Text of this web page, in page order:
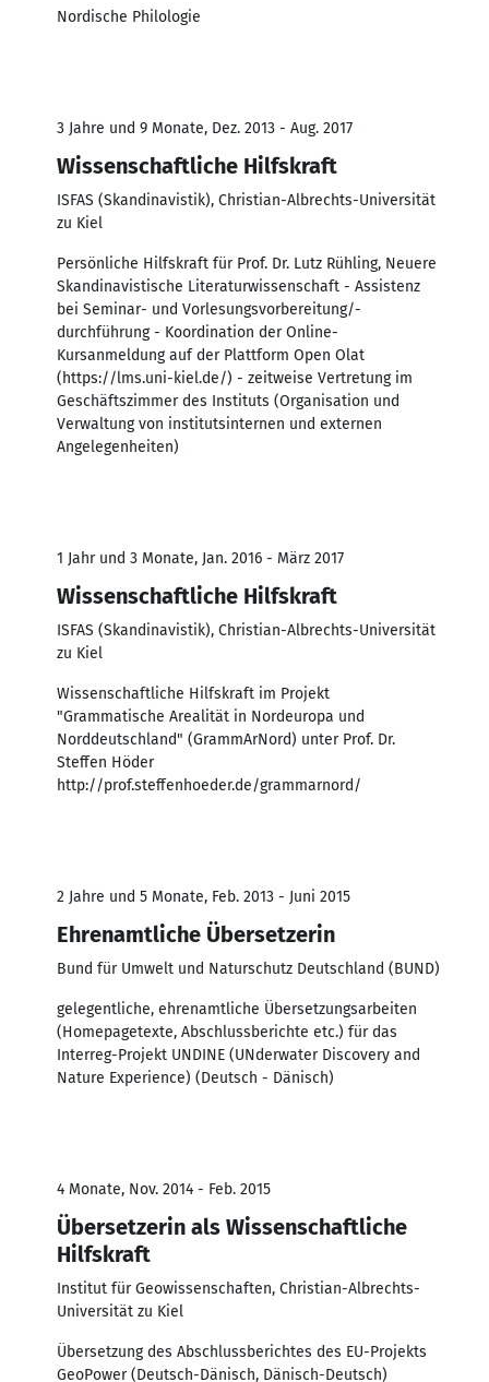
Nordische Philologie
3 Jahre und 9 Monate, Dez. 2013 - Aug. 2017
Wissenschaftliche Hilfskraft
ISFAS (Skandinavistik), Christian-Albrechts-Universität
zu Kiel
Persönliche Hilfskraft für Prof. Dr. Lutz Rühling, Neuere
Skandinavistische Literaturwissenschaft - Assistenz
bei Seminar- und Vorlesungsvorbereitung/-
durchführung - Koordination der Online-
Kursanmeldung auf der Plattform Open Olat
(https://lms.uni-kiel.de/) - zeitweise Vertretung im
Geschäftszimmer des Instituts (Organisation und
Verwaltung von institutsinternen und externen
Angelegenheiten)
1 Jahr und 3 Monate, Jan. 2016 - März 2017
Wissenschaftliche Hilfskraft
ISFAS (Skandinavistik), Christian-Albrechts-Universität
zu Kiel
Wissenschaftliche Hilfskraft im Projekt
"Grammatische Arealität in Nordeuropa und
Norddeutschland" (GrammArNord) unter Prof. Dr.
Steffen Höder
http://prof.steffenhoeder.de/grammarnord/
2 Jahre und 5 Monate, Feb. 2013 - Juni 2015
Ehrenamtliche Übersetzerin
Bund für Umwelt und Naturschutz Deutschland (BUND)
gelegentliche, ehrenamtliche Übersetzungsarbeiten
(Homepagetexte, Abschlussberichte etc.) für das
Interreg-Projekt UNDINE (UNderwater Discovery and
Nature Experience) (Deutsch - Dänisch)
4 Monate, Nov. 2014 - Feb. 2015
Übersetzerin als Wissenschaftliche
Hilfskraft
Institut für Geowissenschaften, Christian-Albrechts-
Universität zu Kiel
Übersetzung des Abschlussberichtes des EU-Projekts
GeoPower (Deutsch-Dänisch, Dänisch-Deutsch)